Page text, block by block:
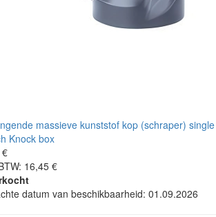
16,45 €
datum van beschikbaarheid: 01.09.2026